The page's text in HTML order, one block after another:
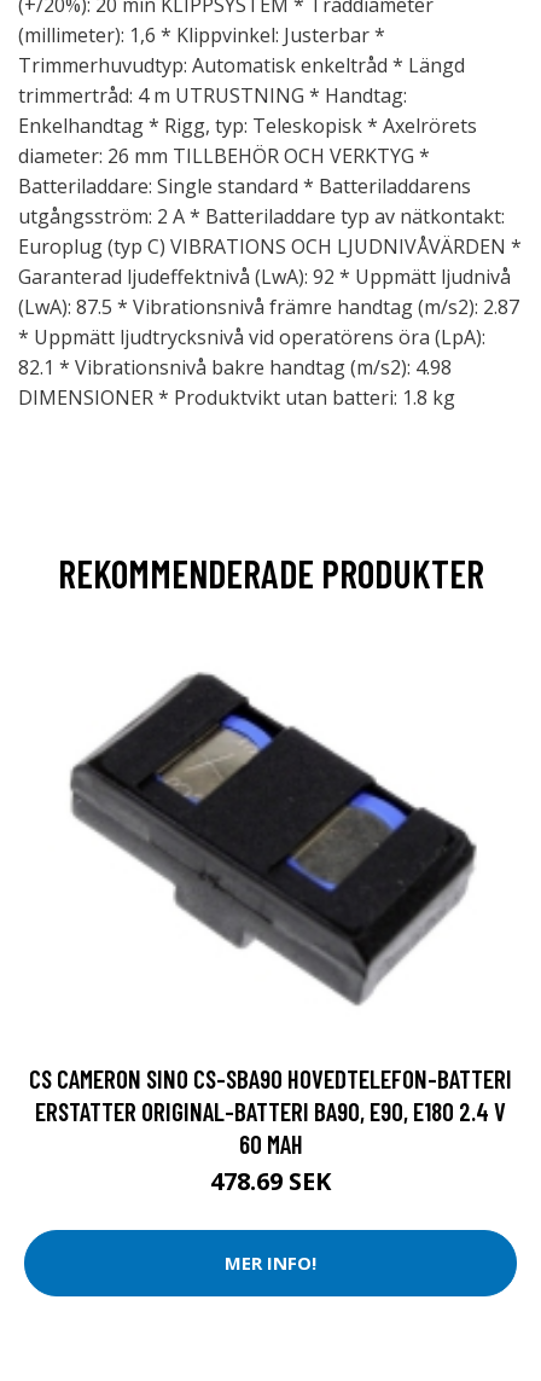
(millimeter): 1,6 * Klippvinkel: Justerbar *
Trimmerhuvudtyp: Automatisk enkeltråd * Längd
trimmertråd: 4 m UTRUSTNING * Handtag:
Enkelhandtag * Rigg, typ: Teleskopisk * Axelrörets
diameter: 26 mm TILLBEHÖR OCH VERKTYG *
Batteriladdare: Single standard * Batteriladdarens
utgångsström: 2 A * Batteriladdare typ av nätkontakt:
Europlug (typ C) VIBRATIONS OCH LJUDNIVÅVÄRDEN *
Garanterad ljudeffektnivå (LwA): 92 * Uppmätt ljudnivå
(LwA): 87.5 * Vibrationsnivå främre handtag (m/s2): 2.87
* Uppmätt ljudtrycksnivå vid operatörens öra (LpA):
82.1 * Vibrationsnivå bakre handtag (m/s2): 4.98
DIMENSIONER * Produktvikt utan batteri: 1.8 kg
REKOMMENDERADE PRODUKTER
CS CAMERON SINO CS-SBA90 HOVEDTELEFON-BATTERI
ERSTATTER ORIGINAL-BATTERI BA90, E90, E180 2.4 V
60 MAH
478.69 SEK
MER INFO!